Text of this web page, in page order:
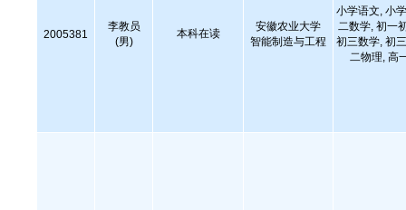
2005381
李教员
(男)
本科在读
安徽农业大学
智能制造与工程
小学语文, 小
二数学, 初一
初三数学, 初
二物理, 高